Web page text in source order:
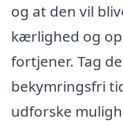
og at den vil
kærlighed og
fortjener. Tag
bekymringsfri
udforske